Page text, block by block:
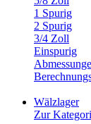
1 Spurig
2 Spurig
3/4 Zoll
Einspurig
Wälzlager
Zur